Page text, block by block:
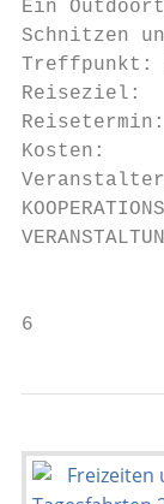
Ein
Schnitzen
Treffpunkt:
Reiseziel:
Kosten:
6